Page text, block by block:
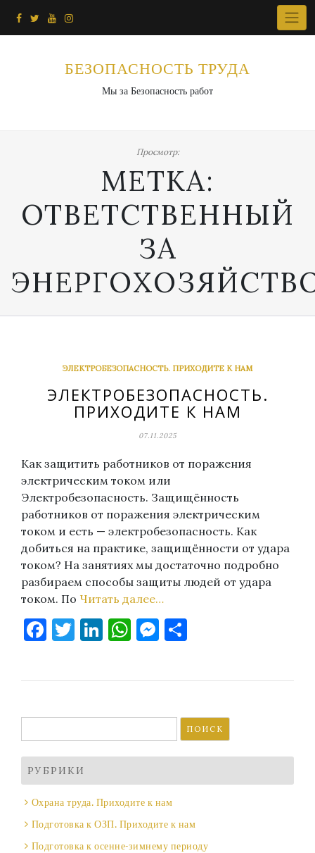
БЕЗОПАСНОСТЬ ТРУДА
Мы за Безопасность работ
Просмотр:
МЕТКА:
ОТВЕТСТВЕННЫЙ
ЗА
ЭЛЕКТРОБЕЗОПАСНОСТЬ. ПРИХОДИТЕ К НАМ
ЭЛЕКТРОБЕЗОПАСНОСТЬ.
ПРИХОДИТЕ К НАМ
07.11.2025
Как защитить работников от поражения
электрическим током или
Электробезопасность. Защищённость
работников от поражения электрическим
током и есть — электробезопасность. Как
добиться на практике, защищённости от удара
током? На занятиях мы достаточно подробно
разбираем способы защиты людей от удара
током. По Читать далее…
Facebook
Twitter
LinkedIn
WhatsApp
Messenger
РУБРИКИ
Охрана труда. Приходите к нам
Подготовка к ОЗП. Приходите к нам
Подготовка к осенне-зимнему периоду